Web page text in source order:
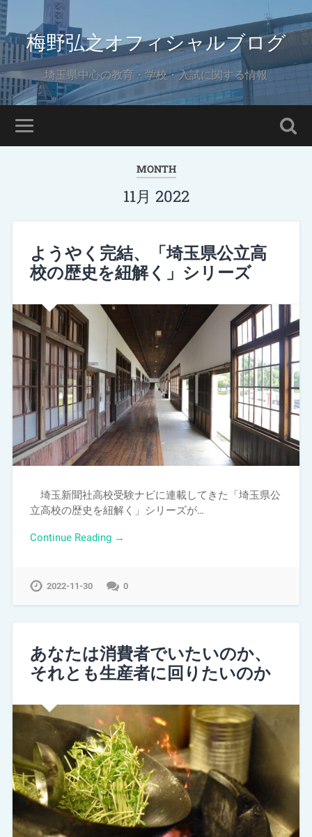
梅野弘之オフィシャルブログ
埼玉県中心の教育・学校・入試に関する情報
MONTH
11月 2022
ようやく完結、「埼玉県公立高
校の歴史を紐解く」シリーズ
埼玉新聞社高校受験ナビに連載してきた「埼玉県公
立高校の歴史を紐解く」シリーズが…
Continue Reading →
2022-11-30 0
あなたは消費者でいたいのか、
それとも生産者に回りたいのか